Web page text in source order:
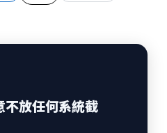
不放任何系統截